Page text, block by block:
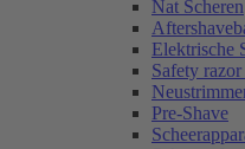
Nat Scheren
Elektrische
Safety
Pre-Shave